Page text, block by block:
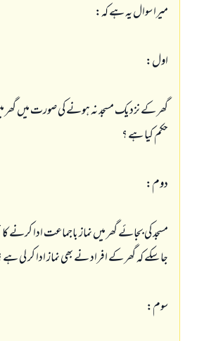
ميرا سوال يہ ہے كہ:
اول:
گھر كے نزديك مسجد نہ ہونے كى صورت ميں گھر
حكم كيا ہے ؟
دوم:
مسجد كى بجائے گھر ميں نماز باجماعت ادا كرنے
جا سكے كہ گھر كے افراد نے بھى نماز ادا كر لى
سوم: